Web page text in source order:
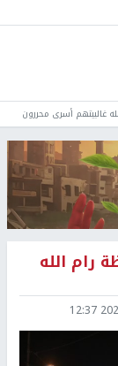
رام الله